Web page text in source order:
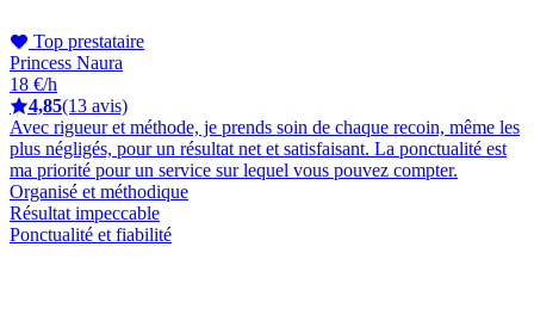
Top prestataire
Princess Naura
18 €/h
4,85(13 avis)
Avec rigueur et méthode, je prends soin de chaque recoin, même les
plus négligés, pour un résultat net et satisfaisant. La ponctualité est
ma priorité pour un service sur lequel vous pouvez compter.
Organisé et méthodique
Résultat impeccable
Ponctualité et fiabilité